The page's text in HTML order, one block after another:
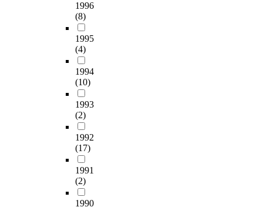
1996
(8)
1995
(4)
1994
(10)
1993
(2)
1992
(17)
1991
(2)
1990